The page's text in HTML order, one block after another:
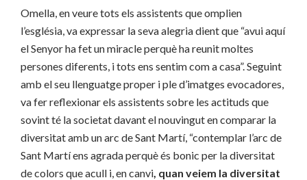
Omella, en veure tots els assistents que omplien
l’església, va expressar la seva alegria dient que “avui aquí
el Senyor ha fet un miracle perquè ha reunit moltes
persones diferents, i tots ens sentim com a casa”. Seguint
amb el seu llenguatge proper i ple d’imatges evocadores,
va fer reflexionar els assistents sobre les actituds que
sovint té la societat davant el nouvingut en comparar la
diversitat amb un arc de Sant Martí, “contemplar l’arc de
Sant Martí ens agrada perquè és bonic per la diversitat
de colors que acull i, en canvi, quan veiem la diversitat